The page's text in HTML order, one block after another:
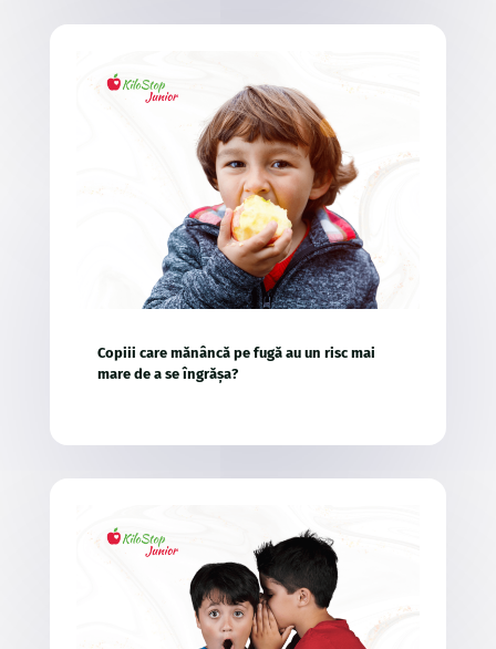
Copiii care mănâncă pe fugă au un risc mai
mare de a se îngrășa?